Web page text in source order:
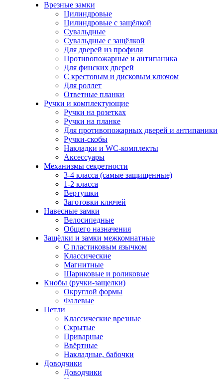
Врезные замки
Цилиндровые
Цилиндровые с защёлкой
Сувальдные
Сувальдные с защёлкой
Для дверей из профиля
Противопожарные и антипаника
Для финских дверей
С крестовым и дисковым ключом
Для роллет
Ответные планки
Ручки и комплектующие
Ручки на розетках
Ручки на планке
Для противопожарных дверей и антипаники
Ручки-скобы
Накладки и WC-комплекты
Аксессуары
Механизмы секретности
3-4 класса (самые защищенные)
1-2 класса
Вертушки
Заготовки ключей
Навесные замки
Велосипедные
Общего назначения
Защёлки и замки межкомнатные
С пластиковым язычком
Классические
Магнитные
Шариковые и роликовые
Кнобы (ручки-защелки)
Округлой формы
Фалевые
Петли
Классические врезные
Скрытые
Приварные
Ввёртные
Накладные, бабочки
Доводчики
Доводчики